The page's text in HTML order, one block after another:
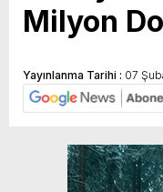
Milyon
Yayınlanma Tarihi : 07